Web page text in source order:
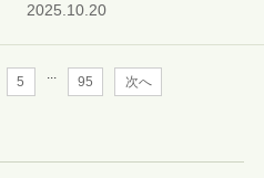
2025.10.20
5 ... 95 次へ